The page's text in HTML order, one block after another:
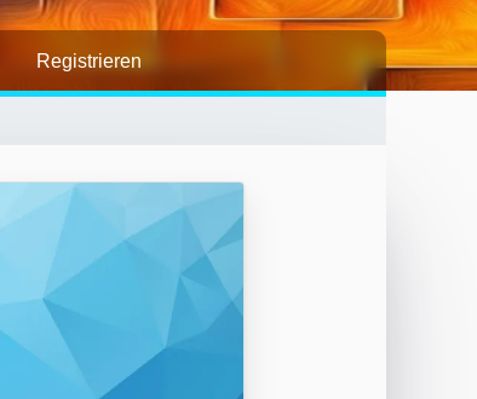
Registrieren